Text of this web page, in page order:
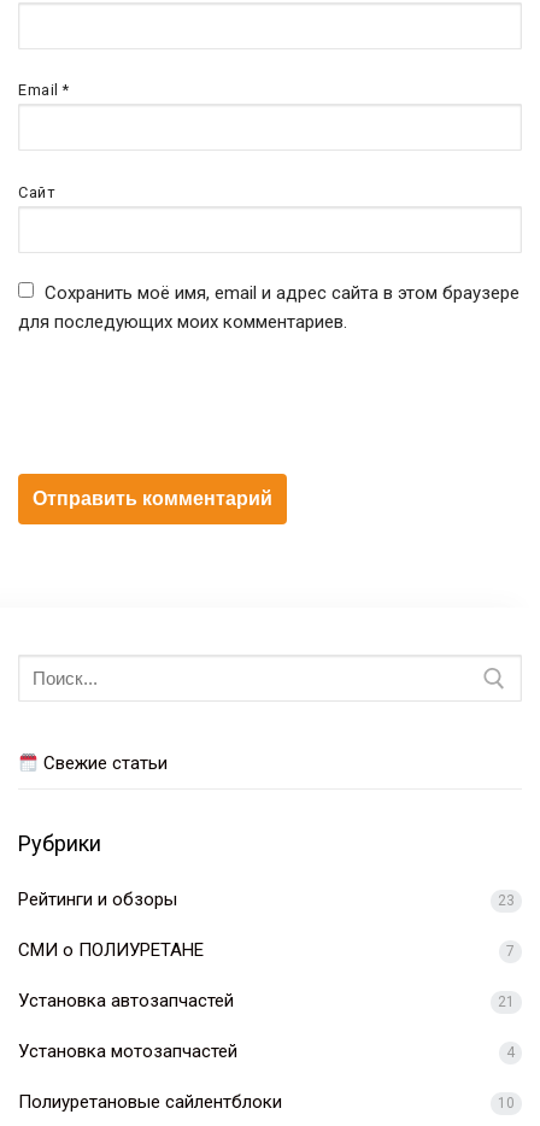
Email*
Сайт
Сохранить моё имя, email и адрес сайта в этом браузере
для последующих моих комментариев.
Искать:
Свежие статьи
Рубрики
Рейтинги и обзоры 23
СМИ о ПОЛИУРЕТАНЕ 7
Установка автозапчастей 21
Установка мотозапчастей 4
Полиуретановые сайлентблоки 10